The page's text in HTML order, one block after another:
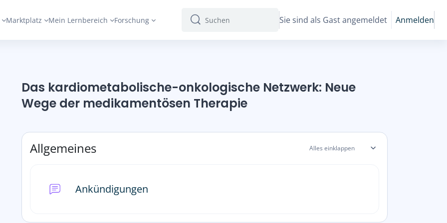
Marktplatz Mein Lernbereich Forschung Suchen
Suchen Sie sind als Gast angemeldet Anmelden
Das kardiometabolische-onkologische Netzwerk: Neue
Wege der medikamentösen Therapie
Abschnittsübersicht
Allgemeines Alles einklappen
Ankündigungen